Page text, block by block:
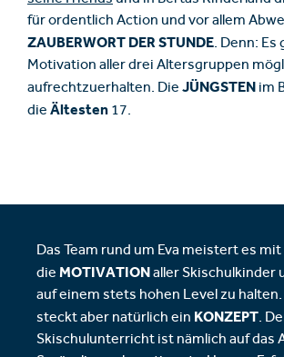
für ordentlich Action und vor allem
ZAUBERWORT DER STUNDE. Denn: Es
Motivation aller drei Altersgruppen
aufrechtzuerhalten. Die JÜNGSTEN im
die Ältesten 17.
Das Team rund um Eva meistert es
die MOTIVATIONaller Skischulkinder
auf einem stets hohen Level zu
steckt aber natürlich ein KONZEPT.
Skischulunterricht ist nämlich auf das